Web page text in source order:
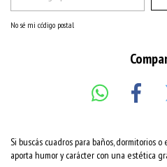
No sé mi código postal
Si buscás cuadros para baños, dormitorios
aporta humor y carácter con una estética